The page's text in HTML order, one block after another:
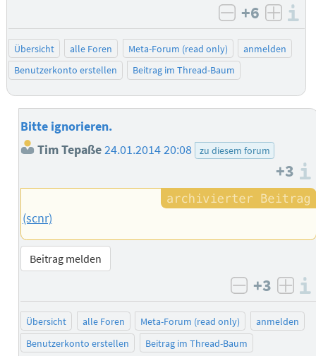
negativ
+6
Übersicht alle Foren Meta-Forum (read only)
anmelden
Benutzerkonto erstellen
Beitrag im Thread-Baum
Bitte ignorieren.
Tim Tepaße24.01.2014 20:08 zu diesem forum
+3
(scnr)
Beitrag melden
negativ
+3
Übersicht alle Foren Meta-Forum (read only)
anmelden
Benutzerkonto erstellen
Beitrag im Thread-Baum